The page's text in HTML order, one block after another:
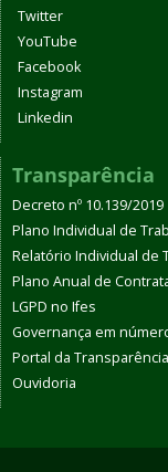
Twitter
YouTube
Facebook
Instagram
Linkedin
Transparência
Decreto nº 10.139/2019
Plano Individual de
Relatório Individual de
Plano Anual de
LGPD no Ifes
Governança em
Portal da Transparência
Ouvidoria